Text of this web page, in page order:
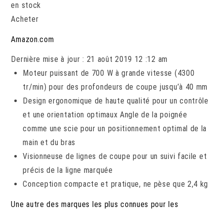
en stock
Acheter
Amazon.com
Dernière mise à jour : 21 août 2019 12 :12 am
Moteur puissant de 700 W à grande vitesse (4300
tr/min) pour des profondeurs de coupe jusqu’à 40 mm
Design ergonomique de haute qualité pour un contrôle
et une orientation optimaux Angle de la poignée
comme une scie pour un positionnement optimal de la
main et du bras
Visionneuse de lignes de coupe pour un suivi facile et
précis de la ligne marquée
Conception compacte et pratique, ne pèse que 2,4 kg
Une autre des marques les plus connues pour les